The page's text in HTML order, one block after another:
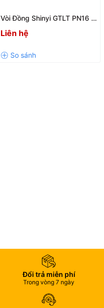
Vòi Đồng Shinyi GTLT PN16 –
Cao Cấp Cho Hệ Thống Nước
Liên hệ
Đổi trả miễn phí
Trong vòng 7 ngày